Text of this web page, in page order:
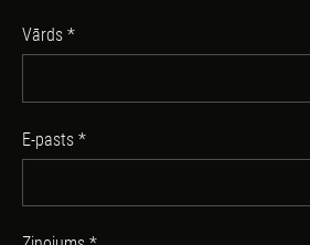
Vārds *
E-pasts *